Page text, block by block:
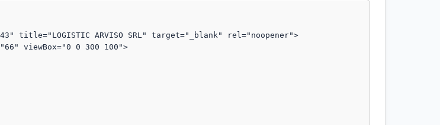
ARVISO SRL" target="_blank" rel="noopener">
viewBox="0 0 300 100">